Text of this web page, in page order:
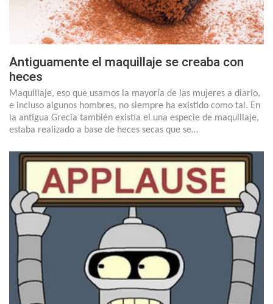
Antiguamente el maquillaje se creaba con
heces
Maquillaje, eso que usamos la mayoría de las mujeres a diario,
e incluso algunos hombres, no siempre ha existido como tal. En
la antigua Grecia también existía el una especie de maquillaje,
estaba realizado a base de heces secas que se…